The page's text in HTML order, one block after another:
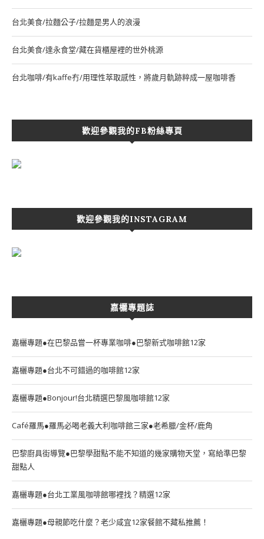
台北美食/拉麵公子/拉麵是男人的浪漫
台北美食/達永食堂/藏在貨櫃屋裡的世外桃源
台北咖啡/有kaffe冇/用理性萃取感性，將歲月軌跡粹成一屋咖啡香
歡迎參觀我的FB粉絲專頁
歡迎參觀我的INSTAGRAM
嘉欐專題誌
嘉欐專題●在巴黎品嘗一杯專業咖啡●巴黎新式咖啡館12家
嘉欐專題●台北不可錯過的咖啡館12家
嘉欐專題●Bonjour!台北精選巴黎風咖啡館12家
Café羅馬●羅馬必喝老義大利咖啡館三家●老希臘/金杯/鹿角
巴黎廚具街導覽●巴黎學甜點不能不知道的幾家購物天堂，寫給準巴黎
甜點人
嘉欐專題●台北工業風咖啡館哪裡找？精選12家
嘉欐專題●母親節吃什麼？老少咸宜12家餐館不藏私推薦！